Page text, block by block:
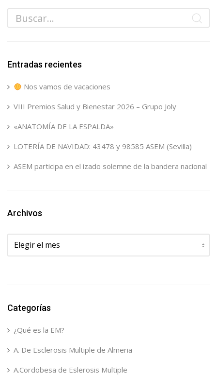
Entradas recientes
Nos vamos de vacaciones
VIII Premios Salud y Bienestar 2026 – Grupo Joly
«ANATOMÍA DE LA ESPALDA»
LOTERÍA DE NAVIDAD: 43478 y 98585 ASEM (Sevilla)
ASEM participa en el izado solemne de la bandera nacional
Archivos
Archivos
Categorías
¿Qué es la EM?
A. De Esclerosis Multiple de Almeria
A.Cordobesa de Eslerosis Multiple